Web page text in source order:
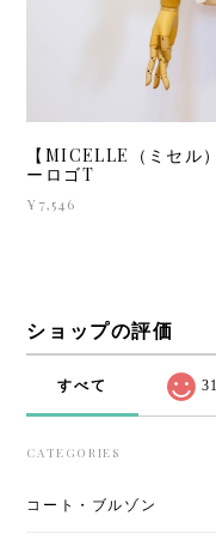
【MICELLE（ミセル
ーロゴT
¥7,546
ショップの評価
すべて 31
CATEGORIES
コート・ブルゾン